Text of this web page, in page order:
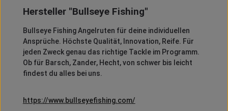
Hersteller "Bullseye Fishing"
Bullseye Fishing Angelruten für deine individuellen
Ansprüche. Höchste Qualität, Innovation, Reife. Für
jeden Zweck genau das richtige Tackle im Programm.
Ob für Barsch, Zander, Hecht, von schwer bis leicht
findest du alles bei uns.
https://www.bullseyefishing.com/